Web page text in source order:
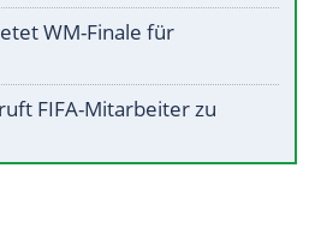
WM-Finale für
FIFA-Mitarbeiter zu